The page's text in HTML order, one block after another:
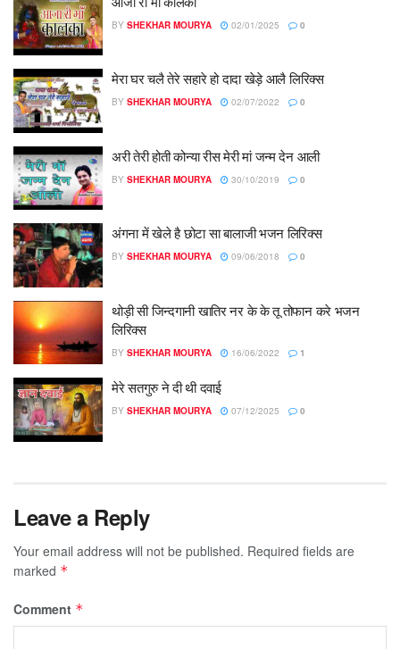
BY SHEKHAR MOURYA 02/01/2025 0
मेरा घर चलै तेरे सहारे हो दादा खेड़े आलै लिरिक्स
BY SHEKHAR MOURYA 02/07/2022 0
अरी तेरी होती कोन्या रीस मेरी मां जन्म देन आली
BY SHEKHAR MOURYA 30/10/2019 0
अंगना में खेले है छोटा सा बालाजी भजन लिरिक्स
BY SHEKHAR MOURYA 09/06/2018 0
थोड़ी सी जिन्दगानी खातिर नर के के तू तोफान करे भजन
लिरिक्स
BY SHEKHAR MOURYA 16/06/2022 1
मेरे सतगुरु ने दी थी दवाई
BY SHEKHAR MOURYA 07/12/2025 0
Leave a Reply
Your email address will not be published. Required fields are
marked *
Comment *